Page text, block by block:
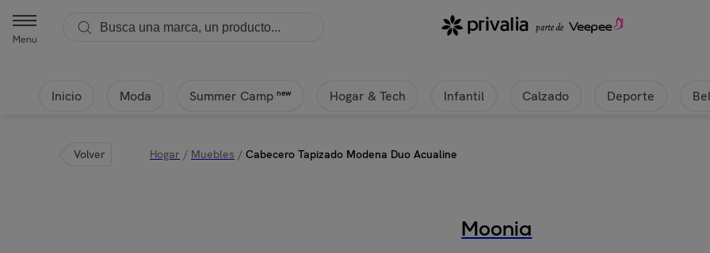
Menu
Inicio Moda Summer Camp new Hogar & Tech Infantil Calzado Deporte
Volver Hogar / Muebles / Cabecero Tapizado Modena Duo Acualine
Moonia